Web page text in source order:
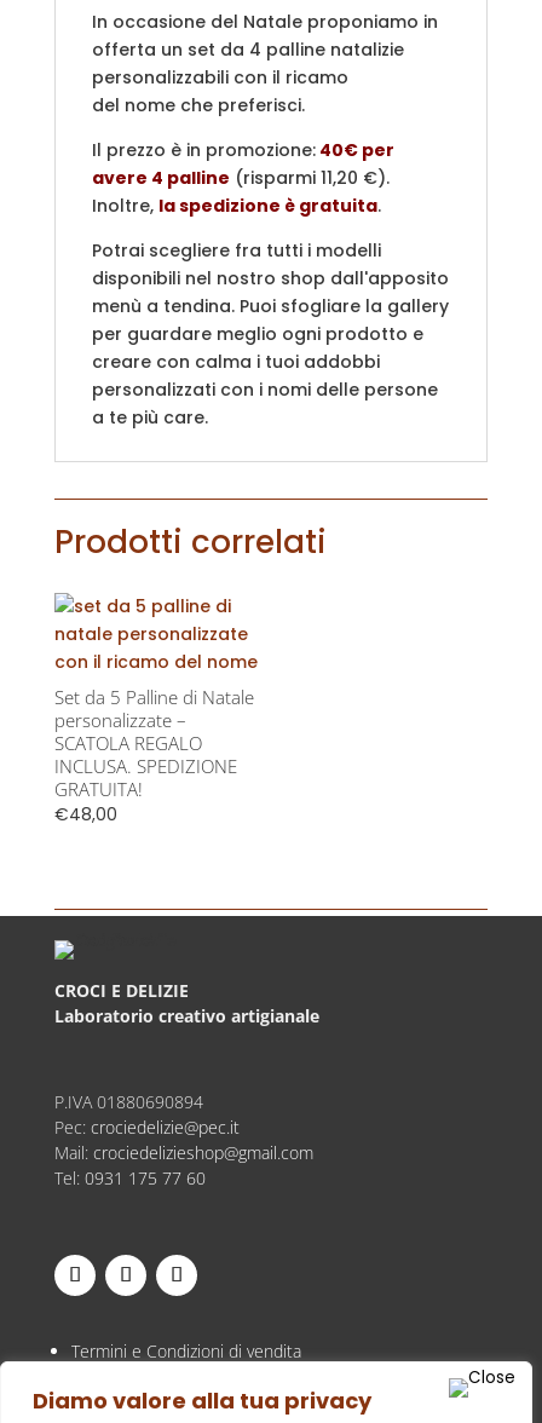
Diamo valore alla tua privacy
GRATUITA!
quantità
In occasione del Natale proponiamo in
offerta un set da 4 palline natalizie
personalizzabili con il ricamo
del nome che preferisci.
Il prezzo è in promozione:40€ per
avere 4 palline (risparmi 11,20 €).
Inoltre, la spedizione è gratuita.
Potrai scegliere fra tutti i modelli
disponibili nel nostro shop dall'apposito
menù a tendina. Puoi sfogliare la gallery
per guardare meglio ogni prodotto e
creare con calma i tuoi addobbi
personalizzati con i nomi delle persone
a te più care.
Prodotti correlati
Set da 5 Palline di Natale
personalizzate –
SCATOLA REGALO
INCLUSA. SPEDIZIONE
GRATUITA!
€48,00
CROCI E DELIZIE
Laboratorio creativo artigianale
P.IVA 01880690894
Pec: crociedelizie@pec.it
Mail: crociedelizieshop@gmail.com
Tel: 0931 175 77 60
Termini e Condizioni di vendita
Cookie Policy